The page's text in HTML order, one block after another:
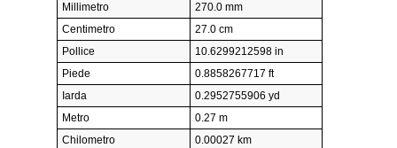
Millimetro
270.0 mm
Centimetro
27.0 cm
Pollice
10.6299212598 in
Piede
0.8858267717 ft
Iarda
0.2952755906 yd
Metro
0.27 m
Chilometro
0.00027 km